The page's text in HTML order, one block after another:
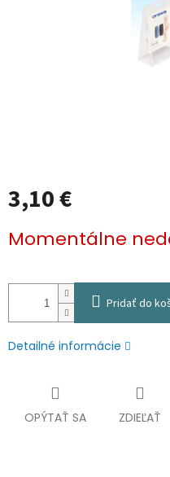
3,10 €
cena:
Momentálne
Pridať do
Detailné informácie
OPÝTAŤ SA ZDIEĽAŤ